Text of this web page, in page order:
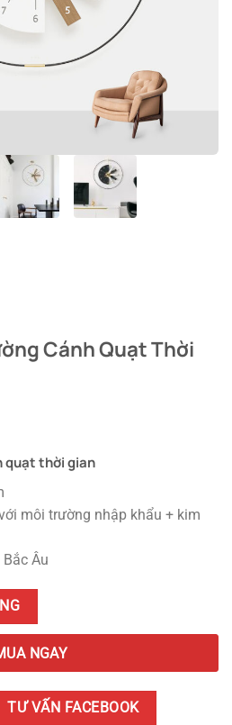
Cánh Quạt Thời
quạt thời gian
môi trường nhập khẩu + kim
Âu
Thời Gian quantity
NGAY
TƯ VẤN FACEBOOK